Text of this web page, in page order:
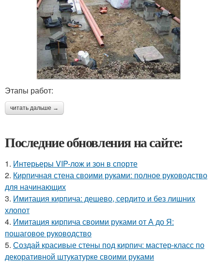
Этапы работ:
читать дальше →
Последние обновления на сайте:
1. Интерьеры VIP-лож и зон в спорте
2. Кирпичная стена своими руками: полное руководство
для начинающих
3. Имитация кирпича: дешево, сердито и без лишних
хлопот
4. Имитация кирпича своими руками от А до Я:
пошаговое руководство
5. Создай красивые стены под кирпич: мастер-класс по
декоративной штукатурке своими руками